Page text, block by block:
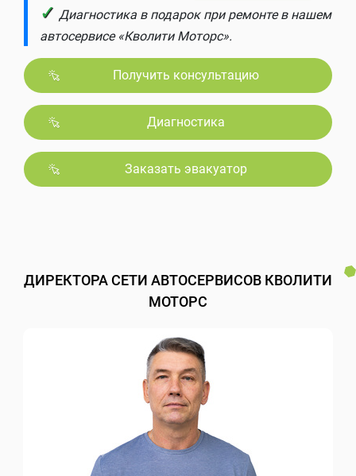
✓ Диагностика в подарок при ремонте в нашем
автосервисе «Кволити Моторс».
Получить консультацию
Диагностика
Заказать эвакуатор
ДИРЕКТОРА СЕТИ АВТОСЕРВИСОВ КВОЛИТИ
МОТОРС